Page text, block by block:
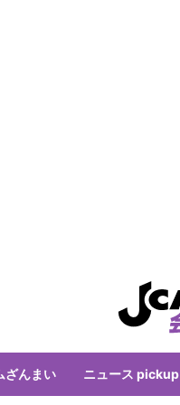
ざんまい ニュース pickup